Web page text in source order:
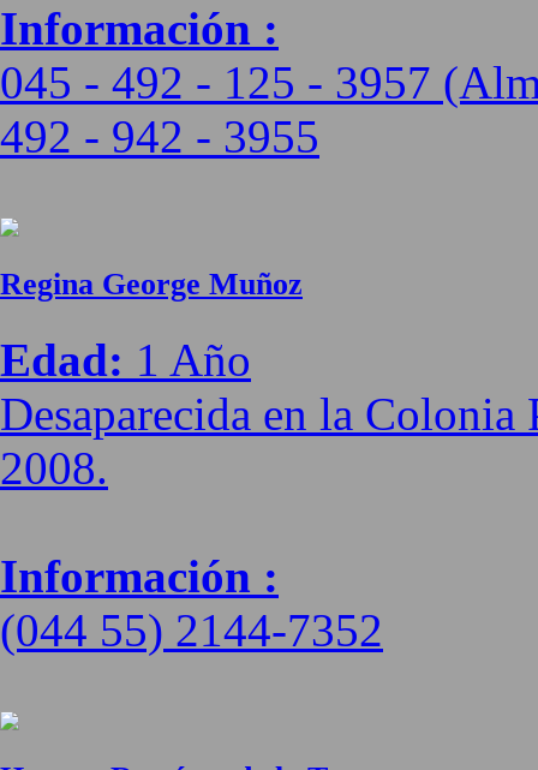
Información :
045 - 492 - 125 - 3957
492 - 942 - 3955
Regina George Muñoz
Edad: 1 Año
Desaparecida en la
2008.
Información :
(044 55) 2144-7352